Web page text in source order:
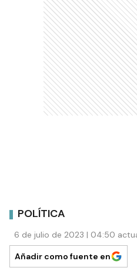
POLÍTICA
6 de julio de 2023 | 04:50
Añadir como fuente en